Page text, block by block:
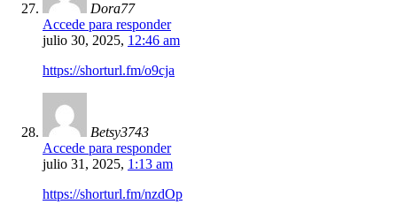
Dora77
Accede para responder
julio 30, 2025, 12:46 am
https://shorturl.fm/o9cja
Betsy3743
Accede para responder
julio 31, 2025, 1:13 am
https://shorturl.fm/nzdOp